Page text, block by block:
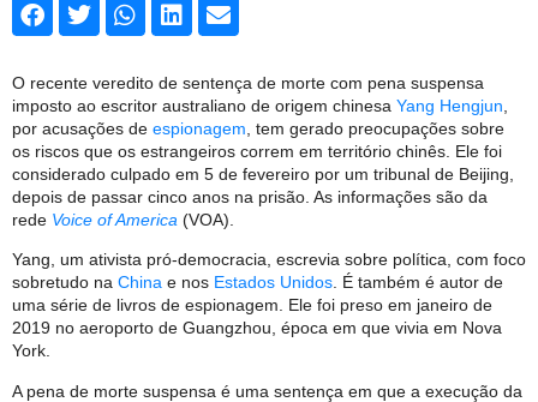
O recente veredito de sentença de morte com pena suspensa
imposto ao escritor australiano de origem chinesa Yang Hengjun
por acusações de espionagem , tem gerado preocupações sobre
os riscos que os estrangeiros correm em território chinês. Ele foi
considerado culpado em 5 de fevereiro por um tribunal de Beijing,
depois de passar cinco anos na prisão. As informações são da
rede Voice of America (VOA).
Yang, um ativista pró-democracia, escrevia sobre política, com foco
sobretudo na China e nos Estados Unidos. É também é autor de
uma série de livros de espionagem. Ele foi preso em janeiro de
2019 no aeroporto de Guangzhou, época em que vivia em Nova
York.
A pena de morte suspensa é uma sentença em que a execução da